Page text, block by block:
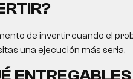
de invertir cuando el
una ejecución más seria.